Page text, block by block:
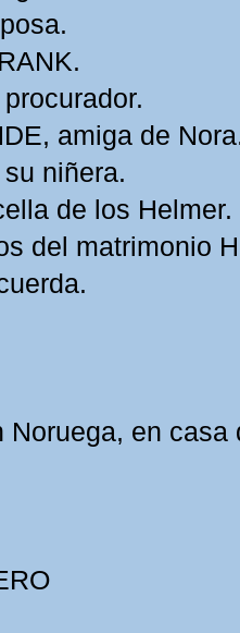
amiga de
niñera.
de los Helmer.
del matrimonio
Noruega, en casa